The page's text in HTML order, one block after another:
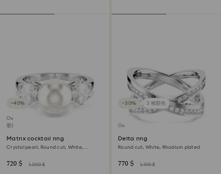
−40%
Outlet
最後機會購買
Matrix cocktail ring
Crystal pearl, Round cut, White,
720 $ 1,200 $
−30% 3 種顏色
Outlet
Delta ring
Round cut, White, Rhodium plated
770 $ 1,100 $